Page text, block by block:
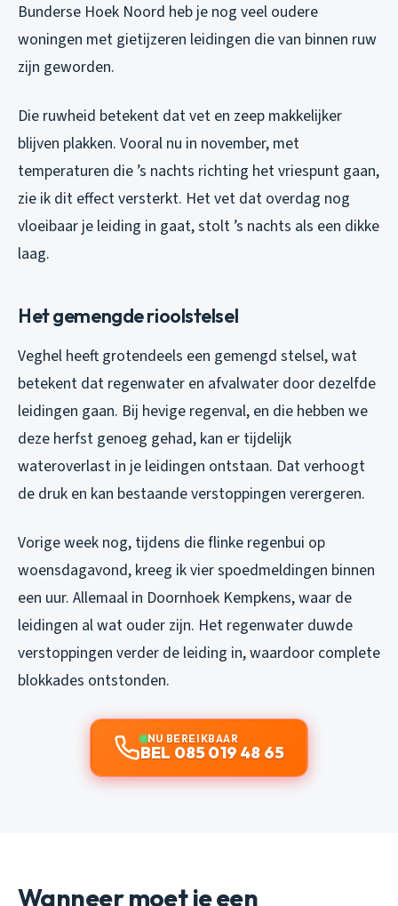
Bunderse Hoek Noord heb je nog veel oudere
woningen met gietijzeren leidingen die van binnen ruw
zijn geworden.
Die ruwheid betekent dat vet en zeep makkelijker
blijven plakken. Vooral nu in november, met
temperaturen die ’s nachts richting het vriespunt gaan,
zie ik dit effect versterkt. Het vet dat overdag nog
vloeibaar je leiding in gaat, stolt ’s nachts als een dikke
laag.
Het gemengde rioolstelsel
Veghel heeft grotendeels een gemengd stelsel, wat
betekent dat regenwater en afvalwater door dezelfde
leidingen gaan. Bij hevige regenval, en die hebben we
deze herfst genoeg gehad, kan er tijdelijk
wateroverlast in je leidingen ontstaan. Dat verhoogt
de druk en kan bestaande verstoppingen verergeren.
Vorige week nog, tijdens die flinke regenbui op
woensdagavond, kreeg ik vier spoedmeldingen binnen
een uur. Allemaal in Doornhoek Kempkens, waar de
leidingen al wat ouder zijn. Het regenwater duwde
verstoppingen verder de leiding in, waardoor complete
blokkades ontstonden.
NU BEREIKBAAR
BEL 085 019 48 65
Wanneer moet je een